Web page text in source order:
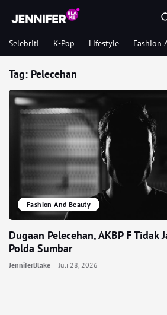
Selebriti K-Pop Lifestyle Fashion
Tag: Pelecehan
Fashion And Beauty
Dugaan Pelecehan, AKBP F Tidak
Polda Sumbar
JenniferBlake Juli 28, 2026